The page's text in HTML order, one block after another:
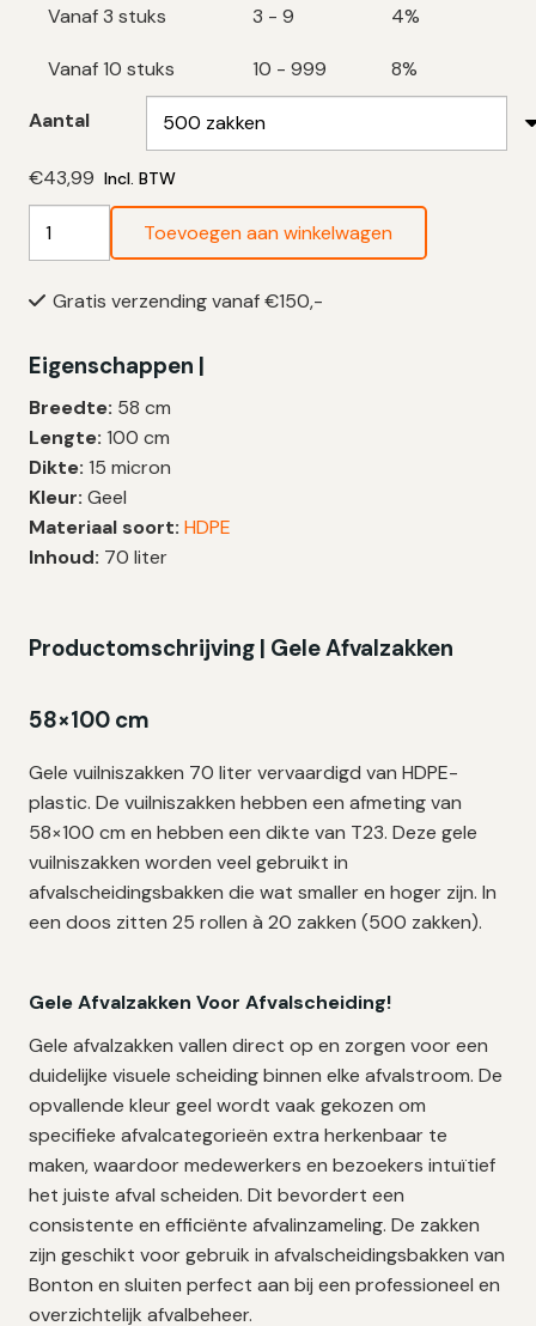
Vanaf 3 stuks 3 - 9 4%
Vanaf 10 stuks 10 - 999 8%
Aantal
€43,99 Incl. BTW
Liter
HDPE
|
T23
|
58×100
cm
–
aantal
Toevoegen aan winkelwagen
Gratis verzending vanaf €150,-
Eigenschappen |
Breedte: 58 cm
Lengte: 100 cm
Dikte: 15 micron
Kleur: Geel
Materiaal soort: HDPE
Inhoud: 70 liter
Productomschrijving | Gele Afvalzakken
58×100 cm
Gele vuilniszakken 70 liter vervaardigd van HDPE-
plastic. De vuilniszakken hebben een afmeting van
58×100 cm en hebben een dikte van T23. Deze gele
vuilniszakken worden veel gebruikt in
afvalscheidingsbakken die wat smaller en hoger zijn. In
een doos zitten 25 rollen à 20 zakken (500 zakken).
Gele Afvalzakken Voor Afvalscheiding!
Gele afvalzakken vallen direct op en zorgen voor een
duidelijke visuele scheiding binnen elke afvalstroom. De
opvallende kleur geel wordt vaak gekozen om
specifieke afvalcategorieën extra herkenbaar te
maken, waardoor medewerkers en bezoekers intuïtief
het juiste afval scheiden. Dit bevordert een
consistente en efficiënte afvalinzameling. De zakken
zijn geschikt voor gebruik in afvalscheidingsbakken van
Bonton en sluiten perfect aan bij een professioneel en
overzichtelijk afvalbeheer.